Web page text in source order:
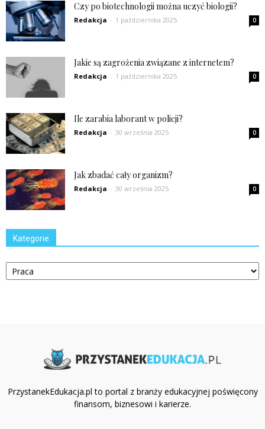
Czy po biotechnologii można uczyć biologii?
Redakcja - 1 października 2025 0
Jakie są zagrożenia związane z internetem?
Redakcja - 1 października 2025 0
Ile zarabia laborant w policji?
Redakcja - 30 września 2025 0
Jak zbadać cały organizm?
Redakcja - 30 września 2025 0
Kategorie
Kategorie
PrzystanekEdukacja.pl to portal z branży edukacyjnej poświęcony
finansom, biznesowi i karierze.